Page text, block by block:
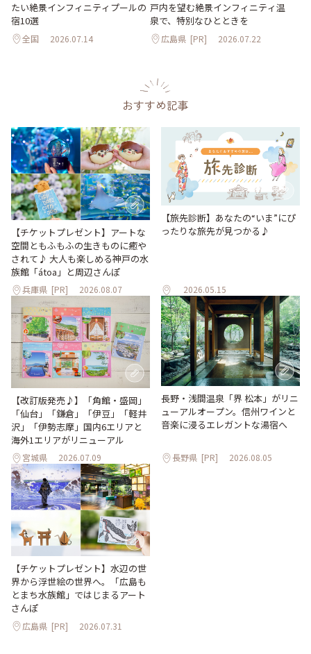
たい絶景インフィニティプールの
宿10選
全国 2026.07.14
戸内を望む絶景インフィニティ温
泉で、特別なひとときを
広島県 [PR] 2026.07.22
おすすめ記事
【チケットプレゼント】アートな
空間ともふもふの生きものに癒や
されて♪ 大人も楽しめる神戸の水
族館「átoa」と周辺さんぽ
兵庫県 [PR] 2026.08.07
【旅先診断】あなたの“いま”にぴ
ったりな旅先が見つかる♪
2026.05.15
【改訂版発売♪】「角館・盛岡」
「仙台」「鎌倉」「伊豆」「軽井
沢」「伊勢志摩」国内6エリアと
海外1エリアがリニューアル
宮城県 2026.07.09
長野・浅間温泉「界 松本」がリニ
ューアルオープン。信州ワインと
音楽に浸るエレガントな湯宿へ
長野県 [PR] 2026.08.05
【チケットプレゼント】水辺の世
界から浮世絵の世界へ。「広島も
とまち水族館」ではじまるアート
さんぽ
広島県 [PR] 2026.07.31